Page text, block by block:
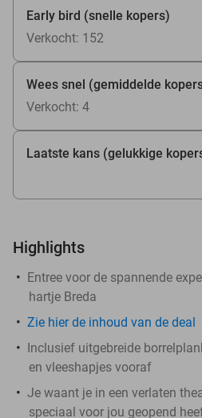
Early bird (snelle kopers)
Verkocht: 152
Wees snel (gemiddelde
Verkocht: 4
Laatste kans (gelukkige
Highlights
Entree voor de spannende
hartje Breda
Zie hierde inhoud van de deal
Inclusief uitgebreide
en vleeshapjes vooraf
Je waant je in een verlaten
speciaal voor jou geopend